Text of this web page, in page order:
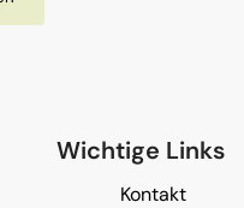
Wichtige Links
Kontakt